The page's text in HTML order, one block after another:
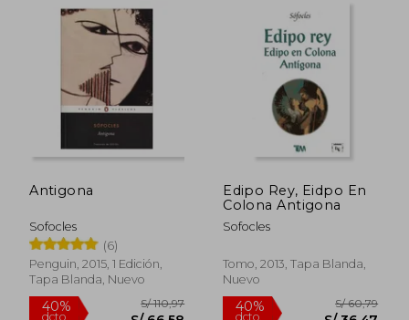
55%
dcto. S/ 60,77
55%
dcto.
Antigona
Sofocles
(6)
Penguin, 2015, 1 Edición,
Tapa Blanda, Nuevo
Edipo Rey, Eidpo En
Colona Antigona
Sofocles
Tomo, 2013, Tapa Blanda,
Nuevo